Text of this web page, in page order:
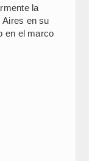
la
Aires en su
en el marco